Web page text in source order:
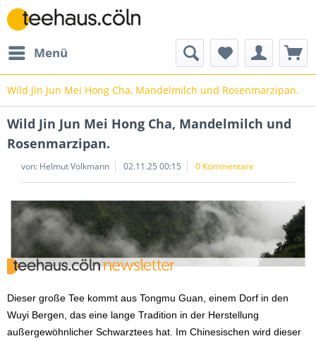
Menü
Wild Jin Jun Mei Hong Cha, Mandelmilch und Rosenmarzipan.
Wild Jin Jun Mei Hong Cha, Mandelmilch und
Rosenmarzipan.
von: Helmut Volkmann 02.11.25 00:15 0 Kommentare
Dieser große Tee kommt aus Tongmu Guan, einem Dorf in den
Wuyi Bergen, das eine lange Tradition in der Herstellung
außergewöhnlicher Schwarztees hat. Im Chinesischen wird dieser